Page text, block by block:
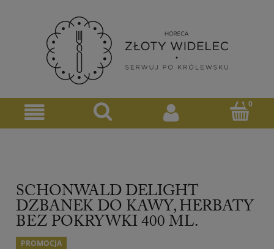
SCHONWALD DELIGHT
DZBANEK DO KAWY, HERBATY
BEZ POKRYWKI 400 ML.
PROMOCJA